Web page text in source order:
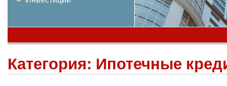
Категория: Ипотечные